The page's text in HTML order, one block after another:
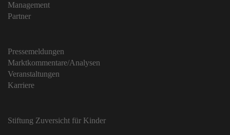
Management
Partner
Pressemeldungen
Marktkommentare/Analysen
Veranstaltungen
Karriere
Stiftung Zuversicht für Kinder